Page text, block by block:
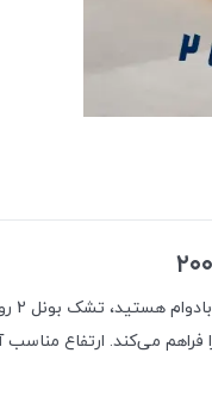
فراهم می‌کند. ارتفاع